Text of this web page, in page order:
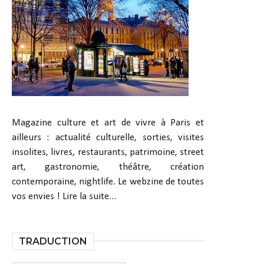
Magazine culture et art de vivre à Paris et
ailleurs : actualité culturelle, sorties, visites
insolites, livres, restaurants, patrimoine, street
art, gastronomie, théâtre, création
contemporaine, nightlife. Le webzine de toutes
vos envies ! Lire la suite...
TRADUCTION